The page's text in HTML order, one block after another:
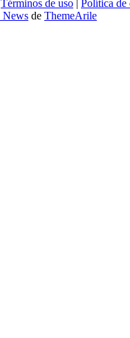
Términos de uso | Política de
News de ThemeArile